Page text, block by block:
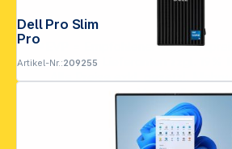
Dell Pro Slim QCS1250 CU7 16GB 512GB SSD W11
Pro
Artikel-Nr.:209255
**EVP = Empfohlener
Versandkosten.